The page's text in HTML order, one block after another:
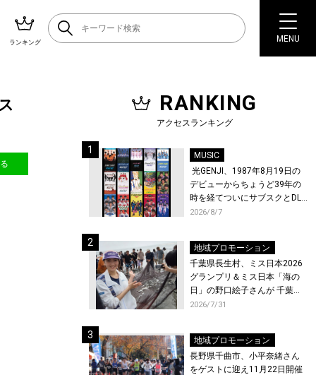
ランキング MENU
RANKING
アクセスランキング
MUSIC
光GENJI、1987年8月19日の
デビューからちょうど39年の
時を経てついにサブスクとDL
配信が解禁！
2026/8/7
地域プロモーション
千葉県長生村、ミス日本2026
グランプリ＆ミス日本「海の
日」の野口絵子さんが 千葉県
唯一の村・長生村で地引網を
2026/7/31
地域プロモーション
長野県千曲市、小平奈緒さん
をゲストに迎え11月22日開催